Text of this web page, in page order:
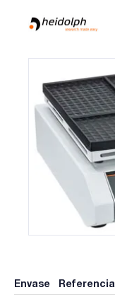
Envase Referencia